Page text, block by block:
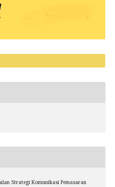
Strategi Komunikasi Pemasaran